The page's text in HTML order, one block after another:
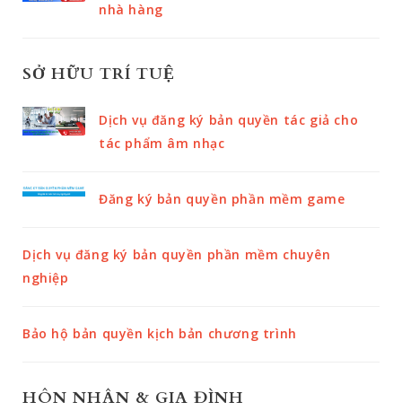
nhà hàng
SỞ HỮU TRÍ TUỆ
Dịch vụ đăng ký bản quyền tác giả cho
tác phẩm âm nhạc
Đăng ký bản quyền phần mềm game
Dịch vụ đăng ký bản quyền phần mềm chuyên
nghiệp
Bảo hộ bản quyền kịch bản chương trình
HÔN NHÂN & GIA ĐÌNH